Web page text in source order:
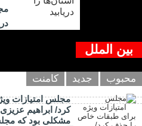
بین الملل
محبوب جدید کامنت
مجلس امتیازات
کرد/ ابراهیم
مشکلی بود که